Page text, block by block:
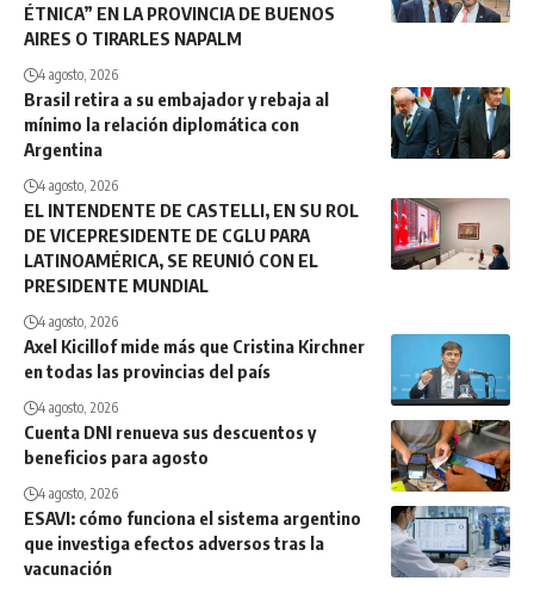
ÉTNICA” EN LA PROVINCIA DE BUENOS
AIRES O TIRARLES NAPALM
4 agosto, 2026
Brasil retira a su embajador y rebaja al
mínimo la relación diplomática con
Argentina
4 agosto, 2026
EL INTENDENTE DE CASTELLI, EN SU ROL
DE VICEPRESIDENTE DE CGLU PARA
LATINOAMÉRICA, SE REUNIÓ CON EL
PRESIDENTE MUNDIAL
4 agosto, 2026
Axel Kicillof mide más que Cristina Kirchner
en todas las provincias del país
4 agosto, 2026
Cuenta DNI renueva sus descuentos y
beneficios para agosto
4 agosto, 2026
ESAVI: cómo funciona el sistema argentino
que investiga efectos adversos tras la
vacunación